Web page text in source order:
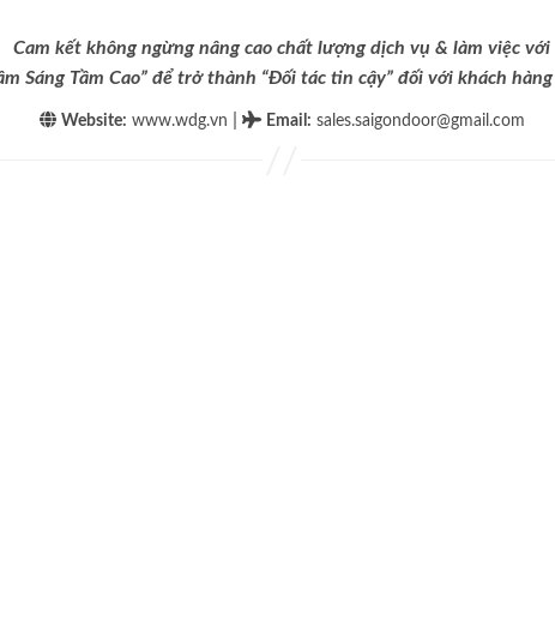
Cam kết không ngừng nâng cao chất lượng dịch vụ & làm việc với
Sáng Tầm Cao” để trở thành “Đối tác tin cậy” đối với khách
Website: www.wdg.vn Email : sales.saigondoor@gmail.com